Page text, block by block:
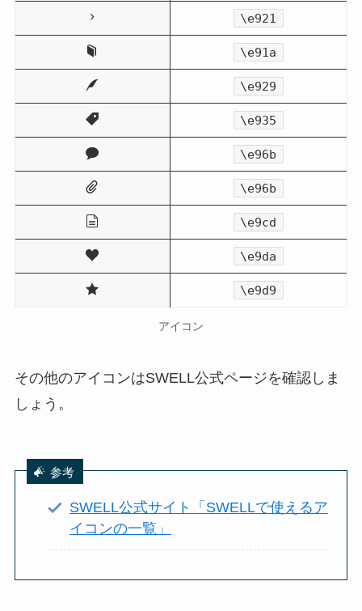
\e921
\e91a
\e929
\e935
\e96b
\e96b
\e9cd
\e9da
\e9d9
アイコン
その他のアイコンはSWELL公式ページを確認しま
しょう。
参考
SWELL公式サイト「SWELLで使えるア
イコンの一覧」